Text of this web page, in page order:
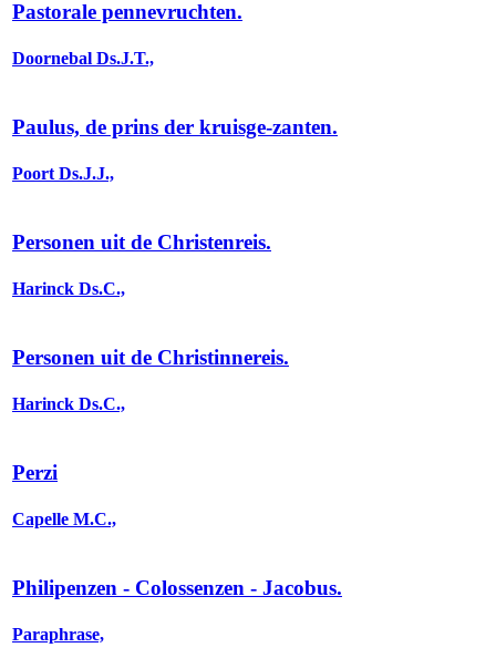
Pastorale pennevruchten.
Doornebal Ds.J.T.,
Paulus, de prins der kruisge-zanten.
Poort Ds.J.J.,
Personen uit de Christenreis.
Harinck Ds.C.,
Personen uit de Christinnereis.
Harinck Ds.C.,
Perzi
Capelle M.C.,
Philipenzen - Colossenzen - Jacobus.
Paraphrase,